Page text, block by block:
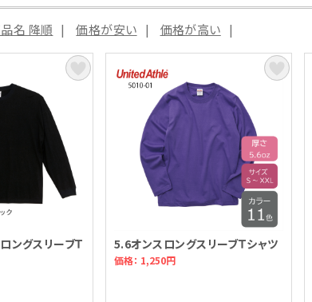
名 降順 | 価格が安い | 価格が高い |
ングスリーブＴ
5.6オンスロングスリーブＴシャツ
価格： 1,250円